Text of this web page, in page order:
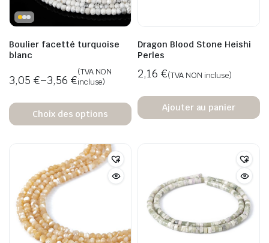
Boulier facetté turquoise
blanc
3,05 €–3,56 €
(TVA NON
incluse)
Choix des options
Dragon Blood Stone Heishi
Perles
2,16 €(TVA NON incluse)
Ajouter au panier